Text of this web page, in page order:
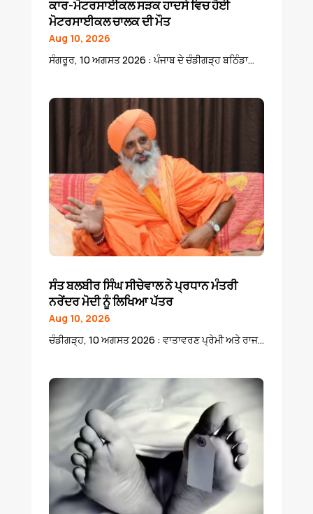
ਕਾਰ-ਮੋਟਰਸਾਈਕਲ ਸੜਕ ਹਾਦਸੇ ਵਿਚ ਹੋਈ
ਮੋਟਰਸਾਈਕਲ ਚਾਲਕ ਦੀ ਮੌਤ
Aug 10, 2026
ਸੰਗਰੂਰ, 10 ਅਗਸਤ 2026 : ਪੰਜਾਬ ਦੇ ਚੰਡੀਗੜ੍ਹ ਬਠਿੰਡਾ...
ਸੰਤ ਬਲਬੀਰ ਸਿੰਘ ਸੀਚੇਵਾਲ ਨੇ ਪ੍ਰਧਾਨ ਮੰਤਰੀ
ਨਰੇਂਦਰ ਮੋਦੀ ਨੂੰ ਲਿਖਿਆ ਪੱਤਰ
Aug 10, 2026
ਚੰਡੀਗੜ੍ਹ, 10 ਅਗਸਤ 2026 : ਵਾਤਾਵਰਣ ਪ੍ਰੇਮੀ ਅਤੇ ਰਾਜ...